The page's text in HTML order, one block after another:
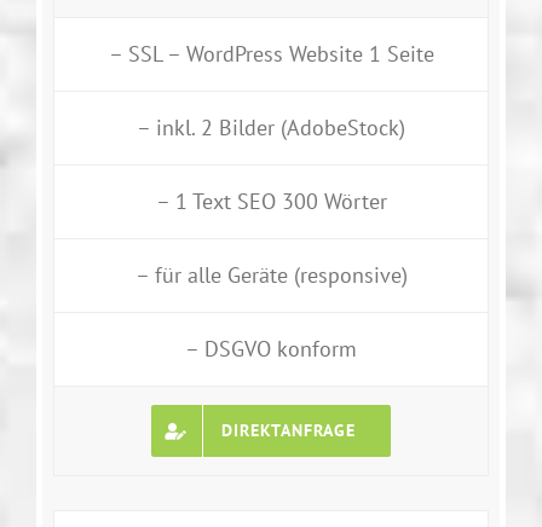
– SSL – WordPress Website 1 Seite
– inkl. 2 Bilder (AdobeStock)
– 1 Text SEO 300 Wörter
– für alle Geräte (responsive)
– DSGVO konform
DIREKTANFRAGE